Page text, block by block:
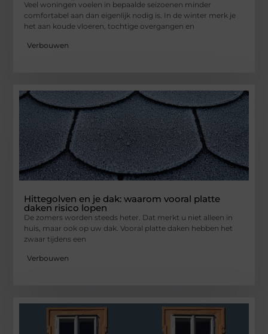
Veel woningen voelen in bepaalde seizoenen minder
comfortabel aan dan eigenlijk nodig is. In de winter merk je
het aan koude vloeren, tochtige overgangen en
Verbouwen
Hittegolven en je dak: waarom vooral platte
daken risico lopen
De zomers worden steeds heter. Dat merkt u niet alleen in
huis, maar ook op uw dak. Vooral platte daken hebben het
zwaar tijdens een
Verbouwen